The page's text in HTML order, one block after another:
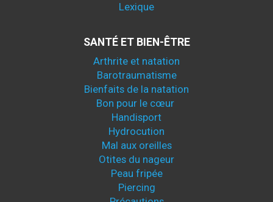
Lexique
SANTÉ ET BIEN-ÊTRE
Arthrite et natation
Barotraumatisme
Bienfaits de la natation
Bon pour le cœur
Handisport
Hydrocution
Mal aux oreilles
Otites du nageur
Peau fripée
Piercing